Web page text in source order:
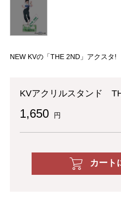
NEW KVの「THE 2ND」アクスタ!
KVアクリルスタンド
1,650 円
カート